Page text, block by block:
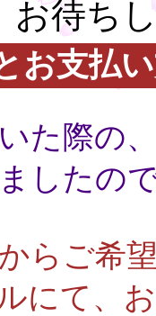
お待ち
お支払
た際の
したの
らご希
にて、